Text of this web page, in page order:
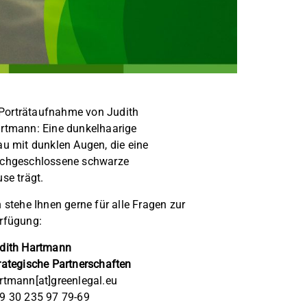
stehe Ihnen gerne für alle Fragen zur
Hartmann
Partnerschaften
30 235 97 79-69